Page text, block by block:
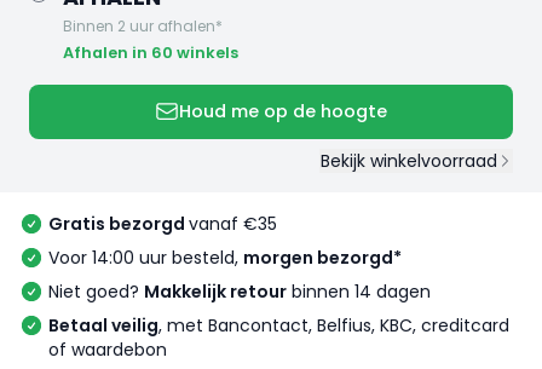
Binnen 2 uur afhalen*
Afhalen in 60 winkels
Houd me op de hoogte
Bekijk winkelvoorraad
Gratis bezorgd vanaf €35
Voor 14:00 uur besteld, morgen bezorgd*
Niet goed? Makkelijk retour binnen 14 dagen
Betaal veilig, met Bancontact, Belfius, KBC, creditcard
of waardebon